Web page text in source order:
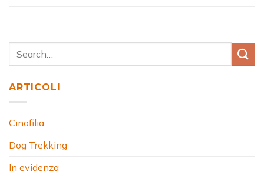
ARTICOLI
Cinofilia
Dog Trekking
In evidenza